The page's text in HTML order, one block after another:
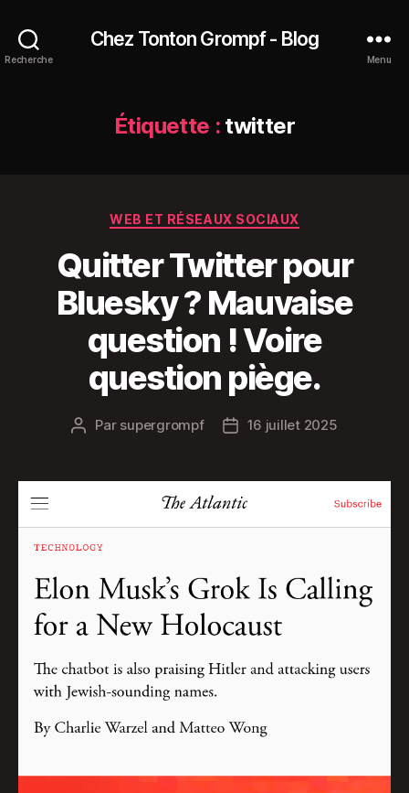
Recherche
Chez Tonton Grompf - Blog
Menu
Étiquette : twitter
Catégories
WEB ET RÉSEAUX SOCIAUX
Quitter Twitter pour
Bluesky ? Mauvaise
question ! Voire
question piège.
Auteur
Par supergrompf
Date16 juillet 2025